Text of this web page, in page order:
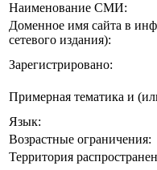
Наименование СМИ:
Доменное имя сайта в
сетевого издания):
Зарегистрировано:
Примерная тематика и
Язык:
Возрастные ограничения:
Территория